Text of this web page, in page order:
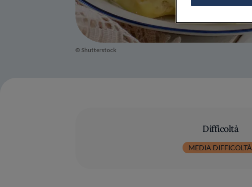
© Shutterstock
Difficoltà
MEDIA DIFFICOLTÀ